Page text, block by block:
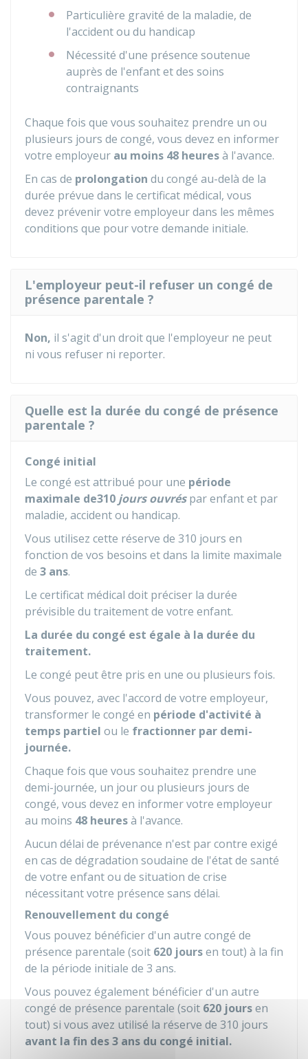
Particulière gravité de la maladie, de
l'accident ou du handicap
Nécessité d'une présence soutenue
auprès de l'enfant et des soins
contraignants
Chaque fois que vous souhaitez prendre un ou
plusieurs jours de congé, vous devez en informer
votre employeur au moins 48 heuresà l'avance.
En cas de prolongation du congé au-delà de la
durée prévue dans le certificat médical, vous
devez prévenir votre employeur dans les mêmes
conditions que pour votre demande initiale.
L'employeur peut-il refuser un congé de
présence parentale ?
Non, il s'agit d'un droit que l'employeur ne peut
ni vous refuser ni reporter.
Quelle est la durée du congé de présence
parentale ?
Congé initial
Le congé est attribué pour une période
maximale de310 jours ouvréspar enfant et par
maladie, accident ou handicap.
Vous utilisez cette réserve de 310 jours en
fonction de vos besoins et dans la limite maximale
de 3 ans.
Le certificat médical doit préciser la durée
prévisible du traitement de votre enfant.
La durée du congé est égale à la durée du
traitement.
Le congé peut être pris en une ou plusieurs fois.
Vous pouvez, avec l'accord de votre employeur,
transformer le congé en période d'activité à
temps partiel ou le fractionner par demi-
journée.
Chaque fois que vous souhaitez prendre une
demi-journée, un jour ou plusieurs jours de
congé, vous devez en informer votre employeur
au moins 48 heuresà l'avance.
Aucun délai de prévenance n'est par contre exigé
en cas de dégradation soudaine de l'état de santé
de votre enfant ou de situation de crise
nécessitant votre présence sans délai.
Renouvellement du congé
Vous pouvez bénéficier d'un autre congé de
présence parentale (soit 620 joursen tout) à la fin
de la période initiale de 3 ans.
Vous pouvez également bénéficier d'un autre
congé de présence parentale (soit 620 joursen
tout) si vous avez utilisé la réserve de 310 jours
avant la fin des 3 ans du congé initial.